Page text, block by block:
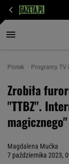
Plotek Programy TV
Zrobiła
"TTBZ".
magicznego"
Magdalena Mućka
7 października 2023,